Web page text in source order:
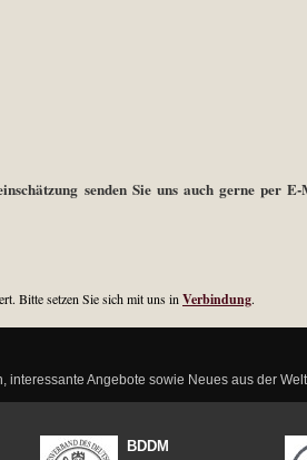
senden Sie uns auch gerne per
Bitte setzen Sie sich mit uns in Verbindung.
Angebote sowie Neues aus der
BDDM